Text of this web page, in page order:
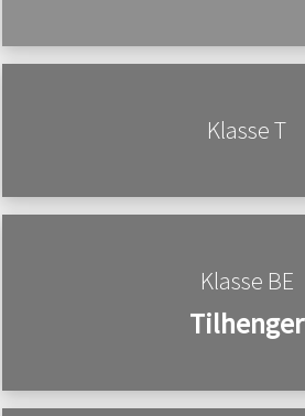
Klasse T
Klasse BE
Tilhenger